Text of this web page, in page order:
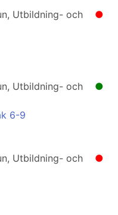
●
Utbildning- och
●
Utbildning- och
6-9
●
Utbildning- och